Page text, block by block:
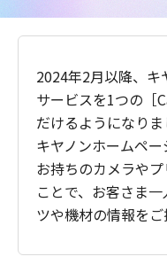
2024年2月以降、キ
サービスを1つの［
だけるようになりま
キヤノンホームペー
お持ちのカメラや
ことで、お客さま
ツや機材の情報をご